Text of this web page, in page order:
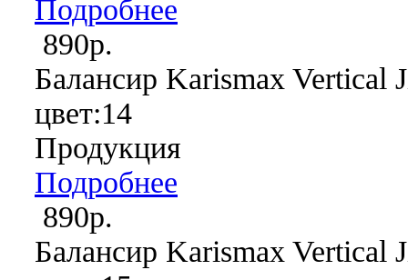
Подробнее
890р.
Балансир Karismax Vertical
цвет:14
Продукция
Подробнее
890р.
Балансир Karismax Vertical